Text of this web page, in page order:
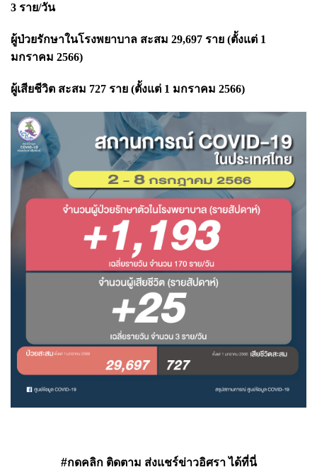
3 ราย/วัน
ผู้ป่วยรักษาในโรงพยาบาล สะสม 29,697 ราย (ตั้งแต่ 1
มกราคม 2566)
ผู้เสียชีวิต สะสม 727 ราย (ตั้งแต่ 1 มกราคม 2566)
#กดคลิก ติดตาม ส่งแชร์ข่าวอิศรา ได้ที่นี่